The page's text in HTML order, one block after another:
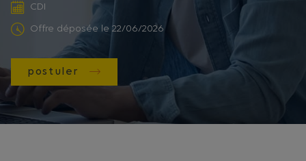
CDI
Offre déposée le 22/06/2026
postuler